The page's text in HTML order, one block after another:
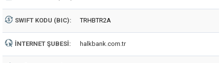
SWIFT KODU (BIC): TRHBTR2A
İNTERNET ŞUBESI: halkbank.com.tr